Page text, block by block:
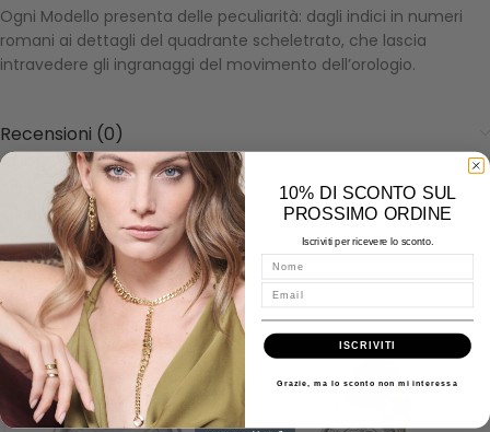
Ogni Modello presenta delle peculiarità: dagli indici in numeri
romani ai dettagli del quadrante scheletrato, che lascia
intravedere gli ingranaggi del movimento dell’orologio.
Recensioni (0)
About Bulova
Spedizioni
Misure - Incisioni - Domande
Prodotti correlati
10% DI SCONTO SUL
PROSSIMO ORDINE
Iscriviti per ricevere lo sconto.
Nome
Email
ISCRIVITI
Grazie, ma lo sconto non mi interessa